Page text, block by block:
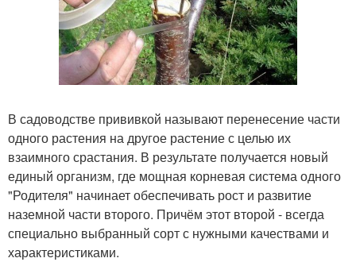
В садоводстве прививкой называют перенесение части
одного растения на другое растение с целью их
взаимного срастания. В результате получается новый
единый организм, где мощная корневая система одного
"Родителя" начинает обеспечивать рост и развитие
наземной части второго. Причём этот второй - всегда
специально выбранный сорт с нужными качествами и
характеристиками.